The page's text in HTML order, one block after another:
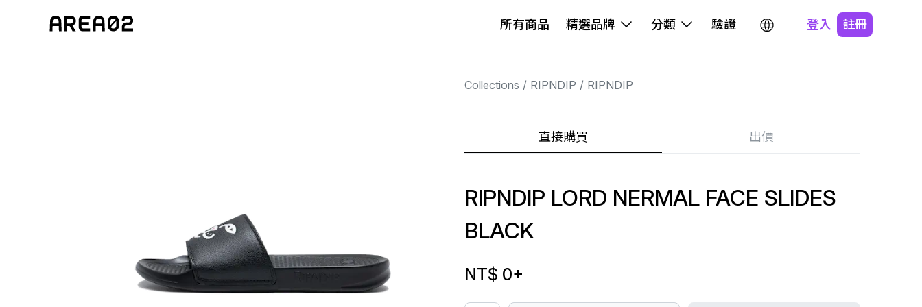
所有商品 精選品牌 分類 驗證 登入 註冊
Collections RIPNDIP RIPNDIP
直接購買 出價
RIPNDIP LORD NERMAL FACE SLIDES
BLACK
NT$ 0+